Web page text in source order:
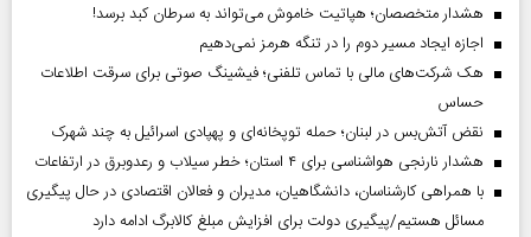
هشدار متخصصان؛ هپاتیت خاموش می‌تواند به سرطان کبد برسد!
اجازه ایجاد مسیر دوم را در تنگه هرمز نمی‌دهیم
هک شرکت‌های مالی با تماس تلفنی؛ فیشینگ صوتی برای سرقت اطلاعات
حساس
نقض آتش‌بس در لبنان؛ حمله توپخانه‌ای و پهپادی اسرائیل به چند شهرک
هشدار نارنجی هواشناسی برای ۴ استان؛ خطر سیلاب و رعدوبرق در ارتفاعات
با همراهی کارشناسان، دانشگاهیان، مدیران و فعالان اقتصادی در حال پیگیری
مسائل هستیم/پیگیری دولت برای افزایش مبلغ کالابرگ ادامه دارد